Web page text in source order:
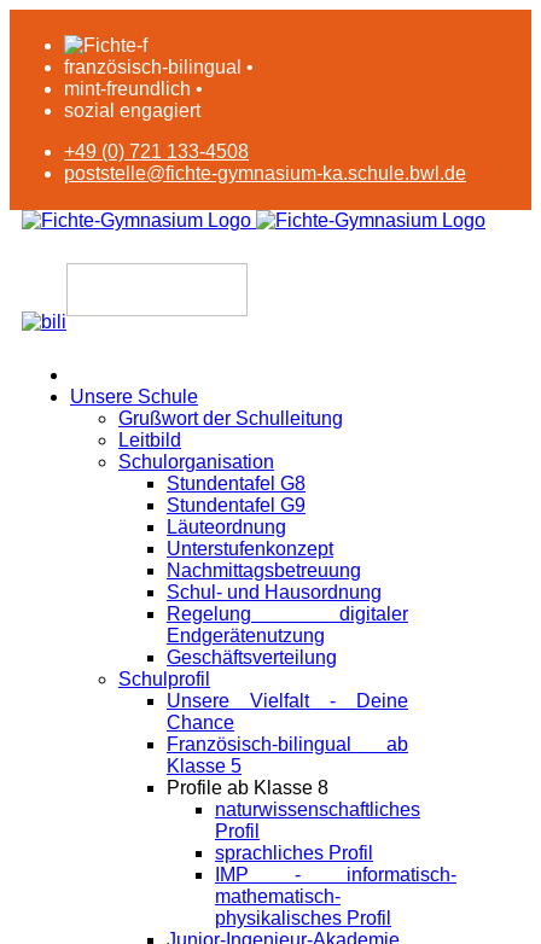
französisch-bilingual •
mint-freundlich •
sozial engagiert
+49 (0) 721 133-4508
poststelle@fichte-gymnasium-ka.schule.bwl.de
Unsere Schule
Grußwort der Schulleitung
Leitbild
Schulorganisation
Stundentafel G8
Stundentafel G9
Läuteordnung
Unterstufenkonzept
Nachmittagsbetreuung
Schul- und Hausordnung
Regelung digitaler
Endgeräte­nutzung
Geschäftsverteilung
Schulprofil
Unsere Vielfalt - Deine
Chance
Französisch-bilingual ab
Klasse 5
Profile ab Klasse 8
naturwissenschaftliches
Profil
sprachliches Profil
IMP - informatisch-
mathematisch-
physikalisches Profil
Junior-Ingenieur-Akademie